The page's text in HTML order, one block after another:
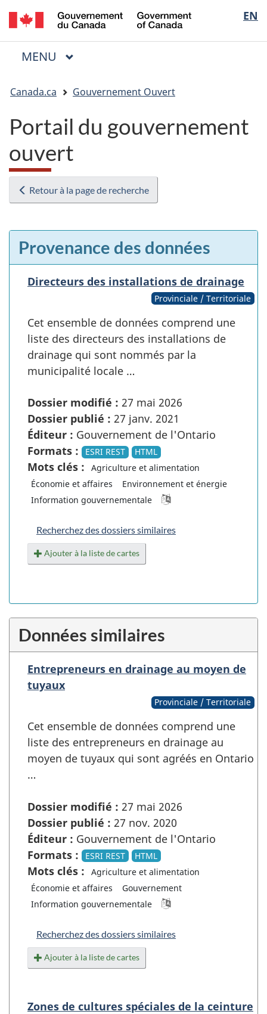
Passer
au
contenu
Passer
à
« Au
Passer
à
la
EN
of
Menu
MENU PRINCIPAL
êtes
ici
Canada.ca Gouvernement Ouvert
Portail du gouvernement
ouvert
Retour à la page de recherche
Provenance des données
Directeurs des installations de drainage
Provinciale / Territoriale
Cet ensemble de données comprend une
liste des directeurs des installations de
drainage qui sont nommés par la
municipalité locale …
Dossier modifié : 27 mai 2026
Dossier publié : 27 janv. 2021
Éditeur : Gouvernement de l'Ontario
Formats :
ESRI REST HTML
Mots clés :
Agriculture et alimentation
Économie et affaires
Environnement et énergie
Information gouvernementale
Recherchez des dossiers similaires
Ajouter à la liste de cartes
Données similaires
Entrepreneurs en drainage au moyen de
tuyaux
Provinciale / Territoriale
Cet ensemble de données comprend une
liste des entrepreneurs en drainage au
moyen de tuyaux qui sont agréés en Ontario
…
Dossier modifié : 27 mai 2026
Dossier publié : 27 nov. 2020
Éditeur : Gouvernement de l'Ontario
Formats :
ESRI REST HTML
Mots clés :
Agriculture et alimentation
Économie et affaires
Gouvernement
Information gouvernementale
Recherchez des dossiers similaires
Ajouter à la liste de cartes
Zones de cultures spéciales de la ceinture